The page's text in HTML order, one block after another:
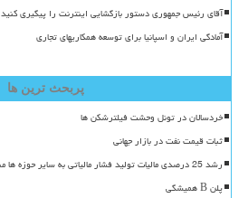
آقای رئیس جمهوری دستور بازگشایی اینترنت را پیگیری کنید
آمادگی ایران و اسپانیا برای توسعه همکاریهای تجاری
پربحث ترین ها
خردسالان در تونل وحشت فیلترشکن ها
ثبات قیمت نفت در بازار جهانی
رشد 25 درصدی مالیات تولید فشار مالیاتی به سایر حوزه ها منتقل شد
پلن B همیشگی